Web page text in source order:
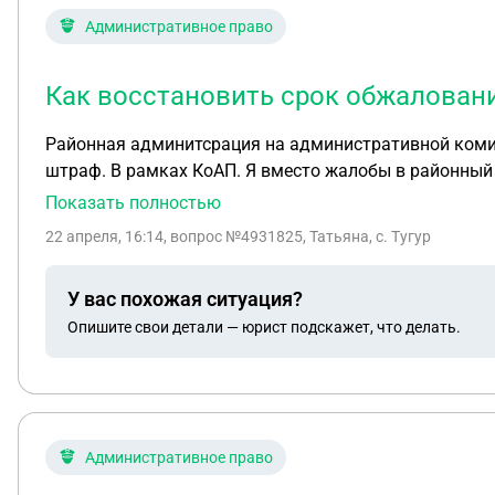
Административное право
Как восстановить срок
Районная админитсрация на административной
штраф. В рамках КоАП. Я вместо жалобы в районный
принятии административного искового заявления,
вопрос как восстановить сроки. Мне был дан
11-ААД19-4 в котором прописано, что не
Возможно у опытных юристов есть другой пример,
Показать полностью
22 апреля, 16:14, вопрос №4931825, Татьяна, с. Тугур
У вас похожая ситуация?
Опишите свои детали — юрист подскажет, что делать.
Административное право